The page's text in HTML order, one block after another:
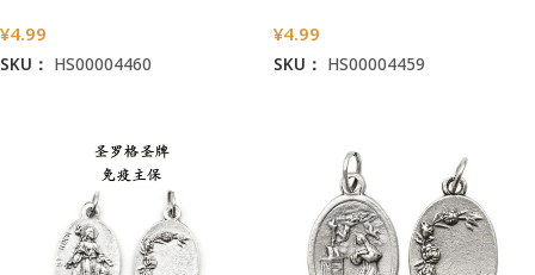
¥4.99
SKU： HS00004460
¥4.99
SKU： HS00004459